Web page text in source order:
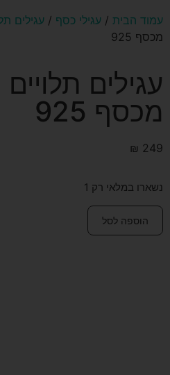
עמוד הבית / עגילי כסף / עגילים
מכסף 925
עגילים
מכסף 925
₪ 249
נשארו במלאי רק 1
הוספה לסל